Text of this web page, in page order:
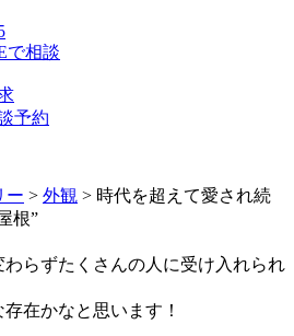
で相談
予約
ー > 外観 > 時代を超えて愛され続
根”
らずたくさんの人に受け入れられ
在かなと思います！